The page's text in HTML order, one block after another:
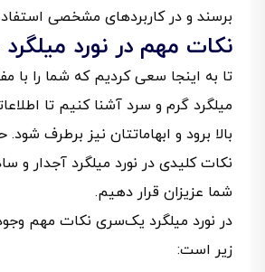
برسند و در کاربردهای مشخصی
نکات مهم در نورد
تا به اینجا سعی کردیم که شما را با
میلگرد گرم و سرد آشنا کنیم تا
بالا برود و ابهاماتتان نیز برطرف
نکات کلیدی در نورد میلگرد آجدار و
شما عزیزان قرار دهیم.
در نورد میلگرد یک‌سری نکات مهم
زیر است: